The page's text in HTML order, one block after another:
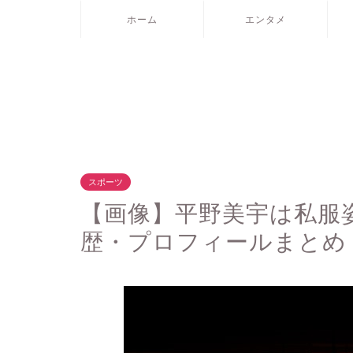
ホーム エンタメ
スポーツ
【画像】平野美宇は私
歴・プロフィールまとめ